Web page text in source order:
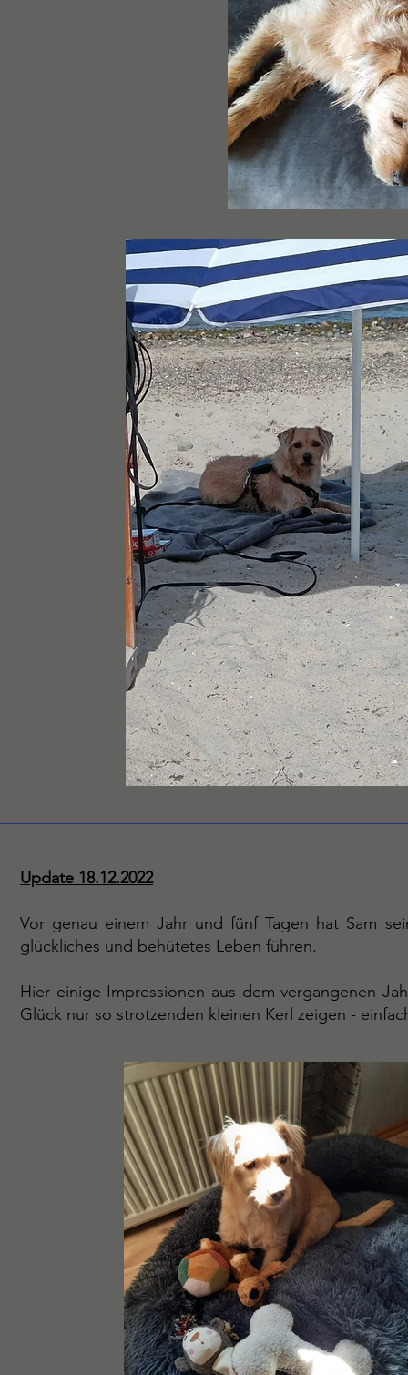
Update 18.12.2022
Vor genau einem Jahr und fünf Tagen hat Sam
glückliches und behütetes Leben führen.
Hier einige Impressionen aus dem vergangenen
Glück nur so strotzenden kleinen Kerl zeigen -